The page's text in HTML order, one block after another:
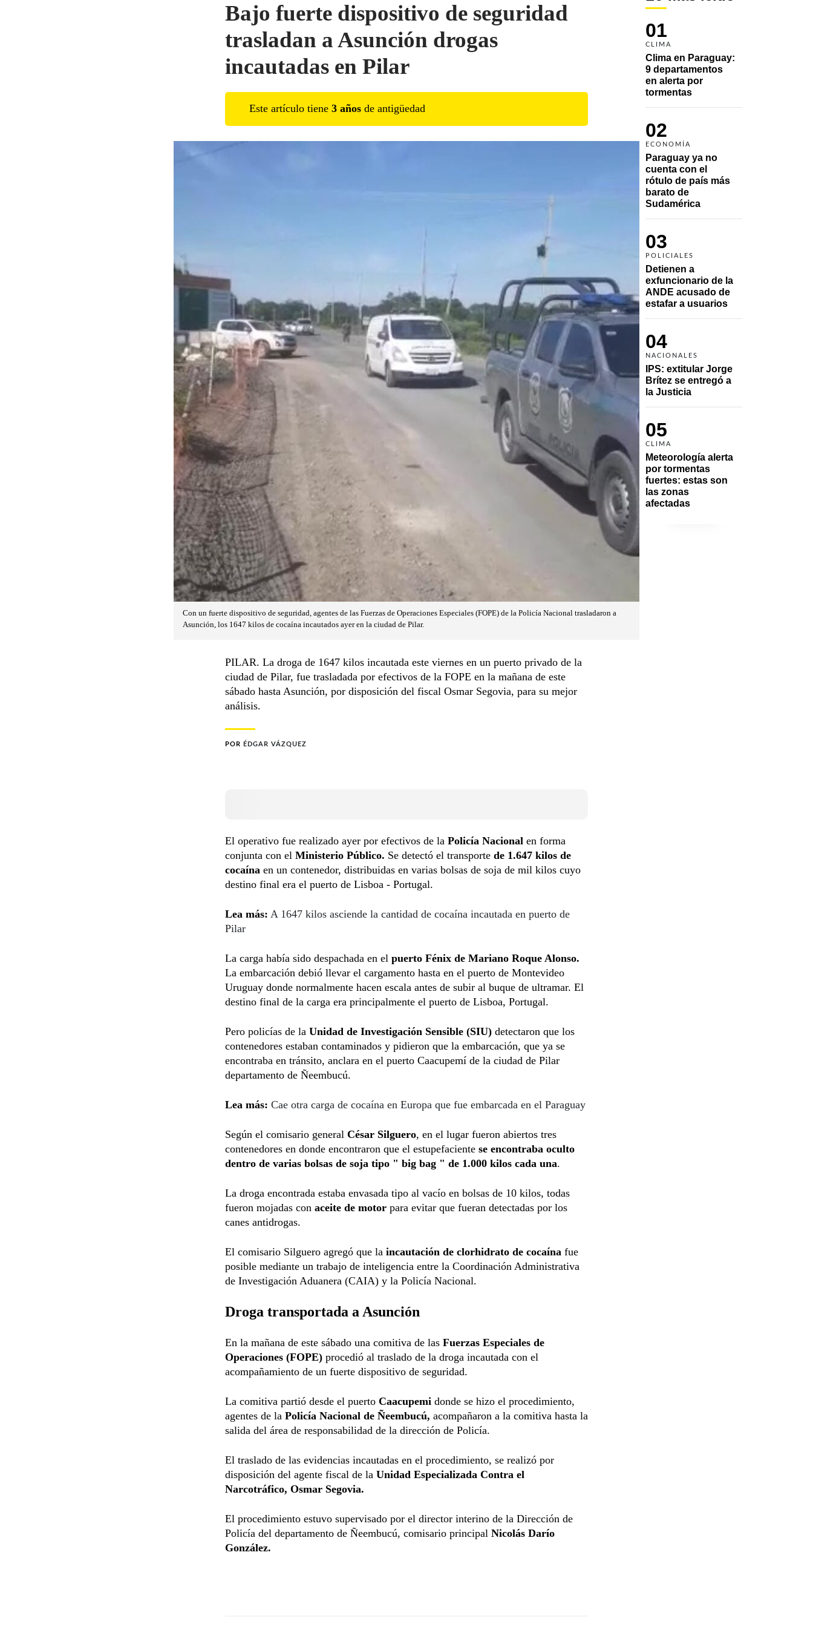
01
CLIMA
Clima en Paraguay:
9 departamentos
en alerta por
tormentas
02
ECONOMÍA
Paraguay ya no
cuenta con el
rótulo de país más
barato de
Sudamérica
03
POLICIALES
Detienen a
exfuncionario de la
ANDE acusado de
estafar a usuarios
04
NACIONALES
IPS: extitular Jorge
Brítez se entregó a
la Justicia
05
CLIMA
Meteorología alerta
por tormentas
fuertes: estas son
las zonas
afectadas
Bajo fuerte dispositivo de seguridad
trasladan a Asunción drogas
incautadas en Pilar
Este artículo tiene 3 años de antigüedad
Con un fuerte dispositivo de seguridad, agentes de las Fuerzas de Operaciones Especiales (FOPE) de la Policía Nacional trasladaron a
Asunción, los 1647 kilos de cocaína incautados ayer en la ciudad de Pilar.
PILAR. La droga de 1647 kilos incautada este viernes en un puerto privado de la
ciudad de Pilar, fue trasladada por efectivos de la FOPE en la mañana de este
sábado hasta Asunción, por disposición del fiscal Osmar Segovia, para su mejor
análisis.
POR ÉDGAR VÁZQUEZ
El operativo fue realizado ayer por efectivos de la Policía Nacional en forma
conjunta con el Ministerio Público. Se detectó el transporte de 1.647 kilos de
cocaína en un contenedor, distribuidas en varias bolsas de soja de mil kilos cuyo
destino final era el puerto de Lisboa - Portugal.
Lea más: A 1647 kilos asciende la cantidad de cocaína incautada en puerto de
Pilar
La carga había sido despachada en el puerto Fénix de Mariano Roque Alonso.
La embarcación debió llevar el cargamento hasta en el puerto de Montevideo
Uruguay donde normalmente hacen escala antes de subir al buque de ultramar. El
destino final de la carga era principalmente el puerto de Lisboa, Portugal.
Pero policías de la Unidad de Investigación Sensible (SIU) detectaron que los
contenedores estaban contaminados y pidieron que la embarcación, que ya se
encontraba en tránsito, anclara en el puerto Caacupemí de la ciudad de Pilar
departamento de Ñeembucú.
Lea más: Cae otra carga de cocaína en Europa que fue embarcada en el Paraguay
Según el comisario general César Silguero, en el lugar fueron abiertos tres
contenedores en donde encontraron que el estupefaciente se encontraba oculto
dentro de varias bolsas de soja tipo " big bag " de 1.000 kilos cada una.
La droga encontrada estaba envasada tipo al vacío en bolsas de 10 kilos, todas
fueron mojadas con aceite de motor para evitar que fueran detectadas por los
canes antidrogas.
El comisario Silguero agregó que la incautación de clorhidrato de cocaína fue
posible mediante un trabajo de inteligencia entre la Coordinación Administrativa
de Investigación Aduanera (CAIA) y la Policía Nacional.
Droga transportada a Asunción
En la mañana de este sábado una comitiva de las Fuerzas Especiales de
Operaciones (FOPE) procedió al traslado de la droga incautada con el
acompañamiento de un fuerte dispositivo de seguridad.
La comitiva partió desde el puerto Caacupemi donde se hizo el procedimiento,
agentes de la Policía Nacional de Ñeembucú, acompañaron a la comitiva hasta la
salida del área de responsabilidad de la dirección de Policía.
El traslado de las evidencias incautadas en el procedimiento, se realizó por
disposición del agente fiscal de la Unidad Especializada Contra el
Narcotráfico, Osmar Segovia.
El procedimiento estuvo supervisado por el director interino de la Dirección de
Policía del departamento de Ñeembucú, comisario principal Nicolás Darío
González.